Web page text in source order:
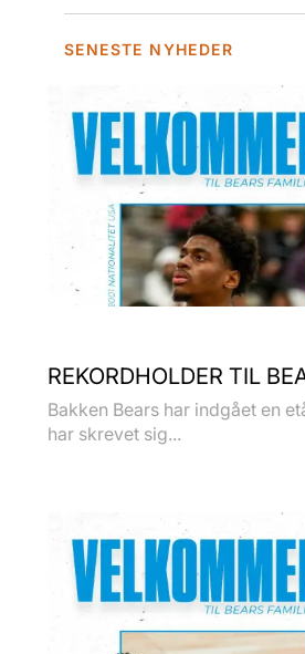
SENESTE NYHEDER
REKORDHOLDER TIL
Bakken Bears har indgået en
har skrevet sig...